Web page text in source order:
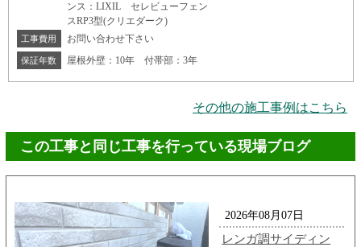
ンス：LIXIL セレビューフェン
スRP3型(クリエダーク)
工事費用 お問い合わせ下さい
保証年数 屋根外壁：10年 付帯部：3年
その他の施工事例はこちら
この工事と同じ工事を行っている現場ブログ
2026年08月07日
レンガ調サイディン